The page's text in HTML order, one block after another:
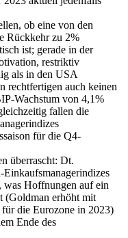
ob eine von den
Rückkehr zu 2%
ist; gerade in der
restriktiv
als in den USA
rechtfertigen auch keinen
Wachstum von 4,1%
fallen die
für die Q4-
überrascht: Dt.
was Hoffnungen auf ein
(Goldman erhöht mit
für die Eurozone in 2023)
Ende des